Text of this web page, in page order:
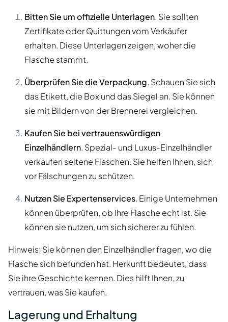
Bitten Sie um offizielle Unterlagen. Sie sollten
Zertifikate oder Quittungen vom Verkäufer
erhalten. Diese Unterlagen zeigen, woher die
Flasche stammt.
Überprüfen Sie die Verpackung. Schauen Sie sich
das Etikett, die Box und das Siegel an. Sie können
sie mit Bildern von der Brennerei vergleichen.
Kaufen Sie bei vertrauenswürdigen
Einzelhändlern. Spezial- und Luxus-Einzelhändler
verkaufen seltene Flaschen. Sie helfen Ihnen, sich
vor Fälschungen zu schützen.
Nutzen Sie Expertenservices. Einige Unternehmen
können überprüfen, ob Ihre Flasche echt ist. Sie
können sie nutzen, um sich sicherer zu fühlen.
Hinweis: Sie können den Einzelhändler fragen, wo die
Flasche sich befunden hat. Herkunft bedeutet, dass
Sie ihre Geschichte kennen. Dies hilft Ihnen, zu
vertrauen, was Sie kaufen.
Lagerung und Erhaltung